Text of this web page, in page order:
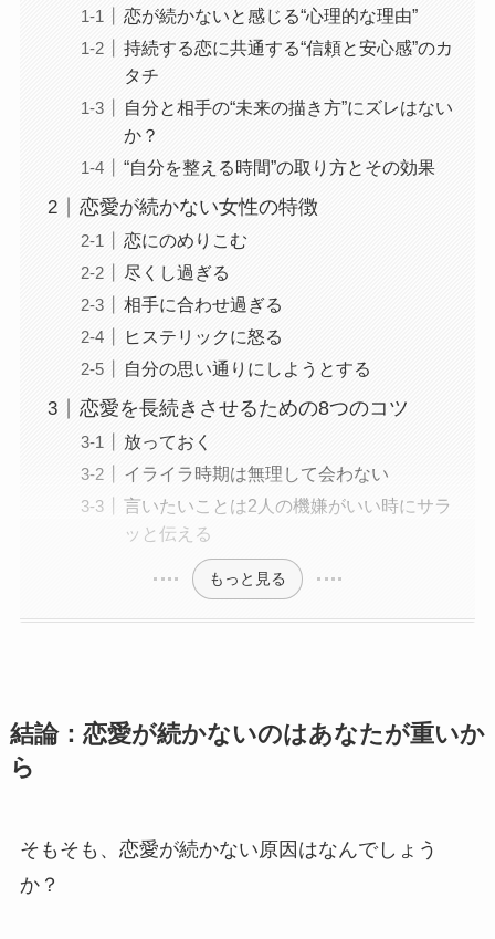
恋が続かないと感じる“心理的な理由”
持続する恋に共通する“信頼と安心感”のカ
タチ
自分と相手の“未来の描き方”にズレはない
か？
“自分を整える時間”の取り方とその効果
恋愛が続かない女性の特徴
恋にのめりこむ
尽くし過ぎる
相手に合わせ過ぎる
ヒステリックに怒る
自分の思い通りにしようとする
恋愛を長続きさせるための8つのコツ
放っておく
イライラ時期は無理して会わない
言いたいことは2人の機嫌がいい時にサラ
ッと伝える
もっと見る
結論：恋愛が続かないのはあなたが重いか
ら
そもそも、恋愛が続かない原因はなんでしょう
か？